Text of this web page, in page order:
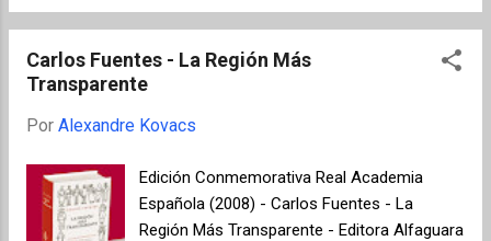
interferindo de forma decisiva no
desenvolvimento do enredo. O título original
em inglês, What Maisie...
através da música" para agradecer as visitas
passaram no Mundo de K . O vídeo abaixo
foi produzido com músicos do Brasil, Índia,
Japão, EUA e muitas outras locações, todos
John Lennon que foi estupidamente
afastado do nosso mundo em um dia frio
de dezembro.
Carlos Fuentes - La Región Más
Transparente
Por Alexandre Kovacs
Edición Conmemorativa Real Academia
Española (2008) - Carlos Fuentes - La
Región Más Transparente - Editora Alfaguara